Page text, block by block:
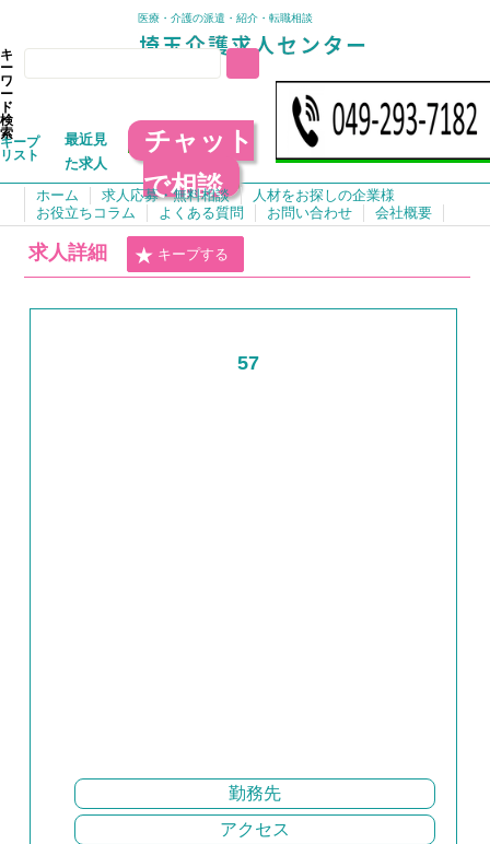
医療・介護の派遣・紹介・転職相談
キ
ー
ワ
ー
ド
検
索
キープ
リスト
最近見
た求人
チャット
で相談
ホーム 求人応募・無料相談
人材をお探しの企業様
お役立ちコラム
よくある質問 お問い合わせ 会社概要
求人詳細 キープする
57
勤務先
アクセス